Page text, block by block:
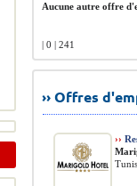
Aucune autre offre
| 0 | 241
›› Offres
››